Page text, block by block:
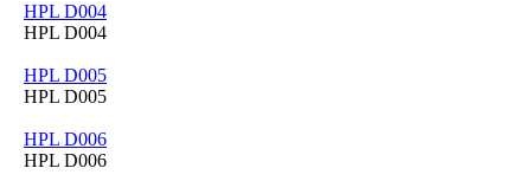
HPL D004
HPL D004
HPL D005
HPL D005
HPL D006
HPL D006